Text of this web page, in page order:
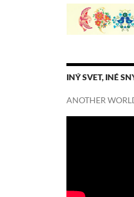
INÝ SVET, INÉ
ANOTHER